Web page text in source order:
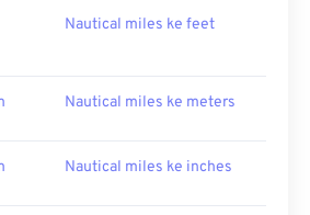
Nautical miles ke feet
Nautical miles ke meters
Nautical miles ke inches